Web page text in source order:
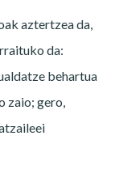
aztertzea da,
da:
behartua
zaio; gero,